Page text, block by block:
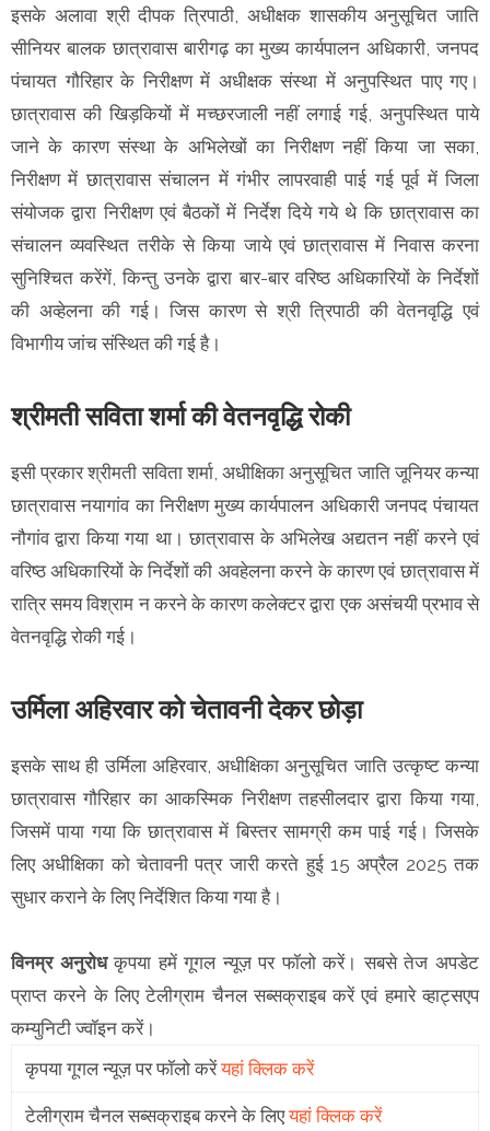
इसके अलावा श्री दीपक त्रिपाठी, अधीक्षक शासकीय अनुसूचित जाति
सीनियर बालक छात्रावास बारीगढ़ का मुख्य कार्यपालन अधिकारी, जनपद
पंचायत गौरिहार के निरीक्षण में अधीक्षक संस्था में अनुपस्थित पाए गए।
छात्रावास की खिड़कियों में मच्छरजाली नहीं लगाई गई, अनुपस्थित पाये
जाने के कारण संस्था के अभिलेखों का निरीक्षण नहीं किया जा सका,
निरीक्षण में छात्रावास संचालन में गंभीर लापरवाही पाई गई पूर्व में जिला
संयोजक द्वारा निरीक्षण एवं बैठकों में निर्देश दिये गये थे कि छात्रावास का
संचालन व्यवस्थित तरीके से किया जाये एवं छात्रावास में निवास करना
सुनिश्चित करेंगें, किन्तु उनके द्वारा बार-बार वरिष्ठ अधिकारियों के निर्देशों
की अव्हेलना की गई। जिस कारण से श्री त्रिपाठी की वेतनवृद्धि एवं
विभागीय जांच संस्थित की गई है।
श्रीमती सविता शर्मा की वेतनवृद्धि रोकी
इसी प्रकार श्रीमती सविता शर्मा, अधीक्षिका अनुसूचित जाति जूनियर कन्या
छात्रावास नयागांव का निरीक्षण मुख्य कार्यपालन अधिकारी जनपद पंचायत
नौगांव द्वारा किया गया था। छात्रावास के अभिलेख अद्यतन नहीं करने एवं
वरिष्ठ अधिकारियों के निर्देशों की अवहेलना करने के कारण एवं छात्रावास में
रात्रि समय विश्राम न करने के कारण कलेक्टर द्वारा एक असंचयी प्रभाव से
वेतनवृद्धि रोकी गई।
उर्मिला अहिरवार को चेतावनी देकर छोड़ा
इसके साथ ही उर्मिला अहिरवार, अधीक्षिका अनुसूचित जाति उत्कृष्ट कन्या
छात्रावास गौरिहार का आकस्मिक निरीक्षण तहसीलदार द्वारा किया गया,
जिसमें पाया गया कि छात्रावास में बिस्तर सामग्री कम पाई गई। जिसके
लिए अधीक्षिका को चेतावनी पत्र जारी करते हुई 15 अप्रैल 2025 तक
सुधार कराने के लिए निर्देशित किया गया है।
विनम्र अनुरोधकृपया हमें गूगल न्यूज़ पर फॉलो करें। सबसे तेज अपडेट
प्राप्त करने के लिए टेलीग्राम चैनल सब्सक्राइब करें एवं हमारे व्हाट्सएप
कम्युनिटी ज्वॉइन करें।
कृपया गूगल न्यूज़ पर फॉलो करेंयहां क्लिक करें
टेलीग्राम चैनल सब्सक्राइब करने के लिएयहां क्लिक करें